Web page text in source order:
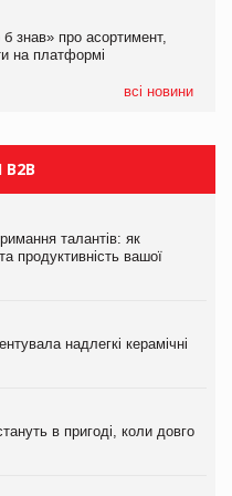
знав» про асортимент,
на платформі
всі новини
знав» про асортимент,
на платформі
талантів: як
продуктивність вашої
надлегкі керамічні
в пригоді, коли довго